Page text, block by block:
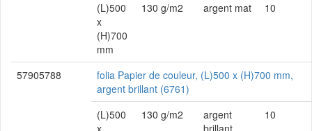
(L)500
x
(H)700
mm
130 g/m2 argent mat 10
57905788
folia Papier de couleur, (L)500 x (H)700 mm,
argent brillant (6761)
(L)500
x
130 g/m2
argent
brillant
10